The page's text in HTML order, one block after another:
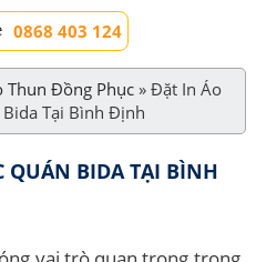
0868 403 124
Thun Đồng Phục» Đặt In Áo
Tại Bình Định
QUÁN BIDA TẠI BÌNH